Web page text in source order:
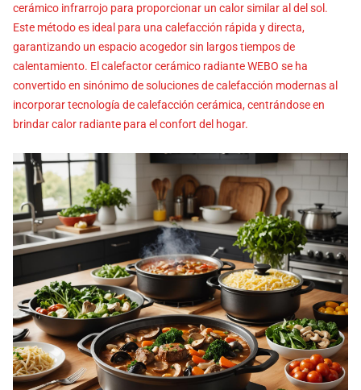
cerámico infrarrojo para proporcionar un calor similar al del sol.
Este método es ideal para una calefacción rápida y directa,
garantizando un espacio acogedor sin largos tiempos de
calentamiento. El calefactor cerámico radiante WEBO se ha
convertido en sinónimo de soluciones de calefacción modernas al
incorporar tecnología de calefacción cerámica, centrándose en
brindar calor radiante para el confort del hogar.